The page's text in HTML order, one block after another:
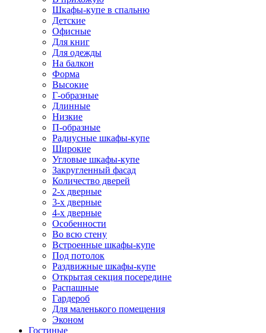
Шкафы-купе в спальню
Детские
Офисные
Для книг
Для одежды
На балкон
Форма
Высокие
Г-образные
Длинные
Низкие
П-образные
Радиусные шкафы-купе
Широкие
Угловые шкафы-купе
Закругленный фасад
Количество дверей
2-х дверные
3-х дверные
4-х дверные
Особенности
Во всю стену
Встроенные шкафы-купе
Под потолок
Раздвижные шкафы-купе
Открытая секция посередине
Распашные
Гардероб
Для маленького помещения
Эконом
Гостиные